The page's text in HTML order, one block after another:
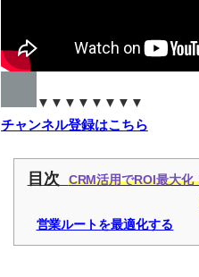
▼▼▼▼▼▼▼▼
チャンネル登録はこちら
目次
CRM活用でROI最大
営業ルートを最適化する